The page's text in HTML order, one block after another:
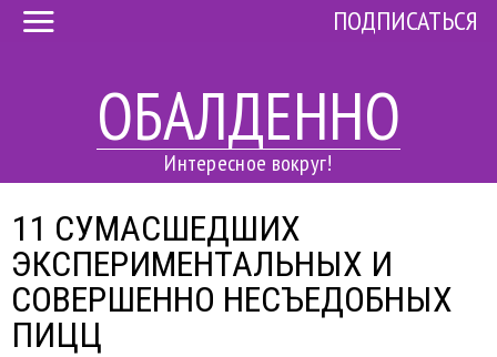
ОБАЛДЕННО
Интересное вокруг!
ПОДПИСАТЬСЯ
11 СУМАСШЕДШИХ
ЭКСПЕРИМЕНТАЛЬНЫХ И
СОВЕРШЕННО НЕСЪЕДОБНЫХ
ПИЦЦ